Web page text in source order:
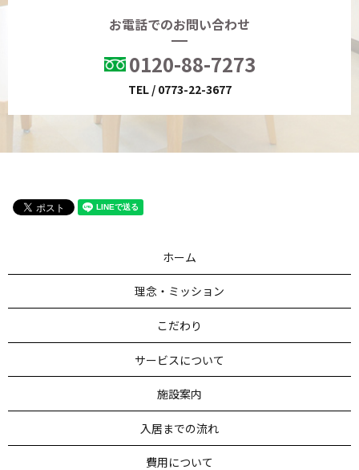
お電話でのお問い合わせ
0120-88-7273
TEL / 0773-22-3677
ホーム
理念・ミッション
こだわり
サービスについて
施設案内
入居までの流れ
費用について